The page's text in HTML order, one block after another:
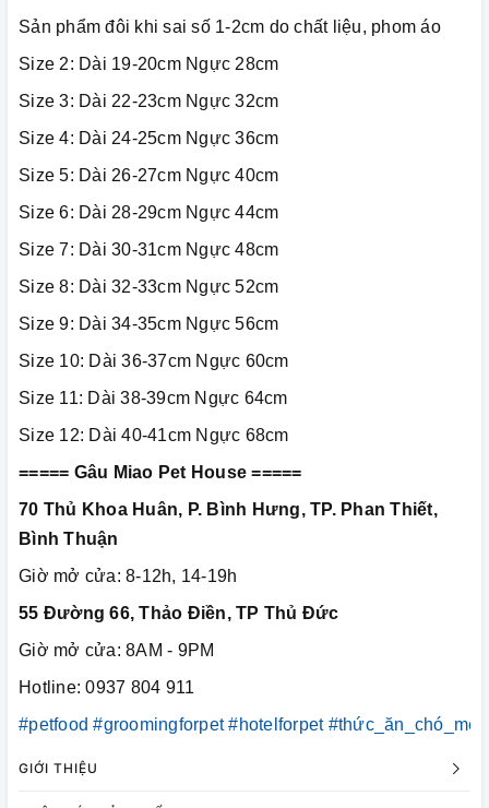
Sản phẩm đôi khi sai số 1-2cm do chất liệu, phom áo
Size 2: Dài 19-20cm Ngực 28cm
Size 3: Dài 22-23cm Ngực 32cm
Size 4: Dài 24-25cm Ngực 36cm
Size 5: Dài 26-27cm Ngực 40cm
Size 6: Dài 28-29cm Ngực 44cm
Size 7: Dài 30-31cm Ngực 48cm
Size 8: Dài 32-33cm Ngực 52cm
Size 9: Dài 34-35cm Ngực 56cm
Size 10: Dài 36-37cm Ngực 60cm
Size 11: Dài 38-39cm Ngực 64cm
Size 12: Dài 40-41cm Ngực 68cm
===== Gâu Miao Pet House =====
70 Thủ Khoa Huân, P. Bình Hưng, TP. Phan Thiết,
Bình Thuận
Giờ mở cửa: 8-12h, 14-19h
55 Đường 66, Thảo Điền, TP Thủ Đức
Giờ mở cửa: 8AM - 9PM
Hotline: 0937 804 911
#petfood #groomingforpet #hotelforpet #thức_ăn_chó_mèo
GIỚI THIỆU